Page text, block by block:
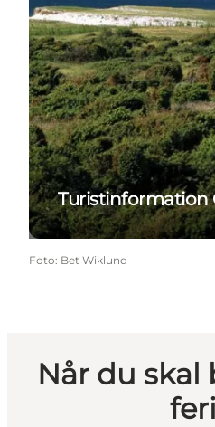
Turistinformation
Foto: Bet Wiklund
Når du skal